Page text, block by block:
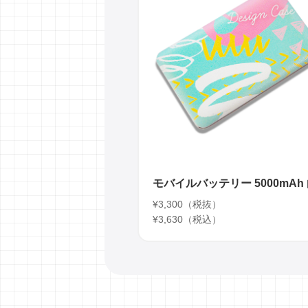
モバイルバッテリー 5000mAh
¥3,300（税抜）
¥3,630（税込）